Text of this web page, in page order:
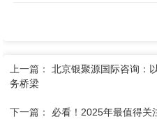
上一篇：北京银聚源国际咨询：
务桥梁
下一篇： 必看！2025年最值得关